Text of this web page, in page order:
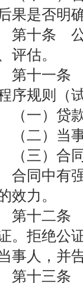
果是否明
十条 公证
评估。
十一条 符
序规则（
一）贷款
二）当事
三）合同
同中有强
效力。
十二条 不
。拒绝公
事人，并
十三条 公